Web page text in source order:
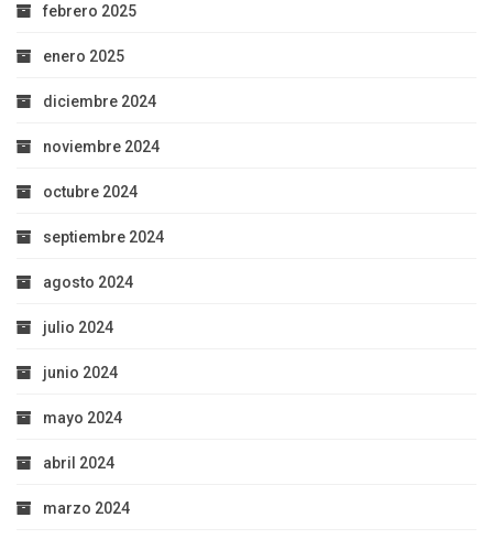
febrero 2025
enero 2025
diciembre 2024
noviembre 2024
octubre 2024
septiembre 2024
agosto 2024
julio 2024
junio 2024
mayo 2024
abril 2024
marzo 2024